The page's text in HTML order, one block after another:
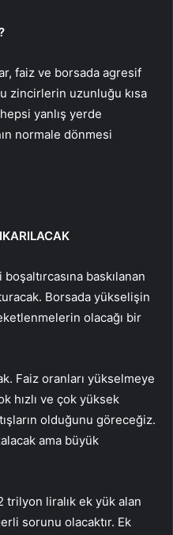
faiz ve borsada agresif
zincirlerin uzunluğu kısa
yanlış yerde
normale dönmesi
baskılanan
Borsada yükselişin
olacağı bir
Faiz oranları yükselmeye
hızlı ve çok yüksek
olduğunu göreceğiz.
ama büyük
liralık ek yük alan
sorunu olacaktır. Ek